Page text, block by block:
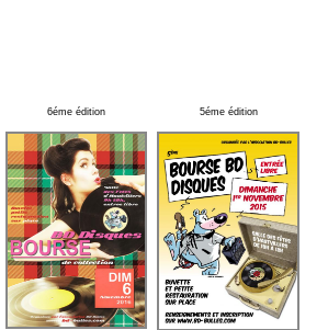
6éme édition 5éme édition